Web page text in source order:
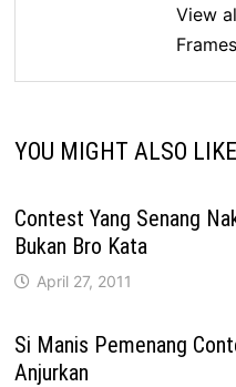
View
YOU MIGHT ALSO LIKE
Contest Yang Senang
Bukan Bro Kata
April 27, 2011
Si Manis Pemenang
Anjurkan